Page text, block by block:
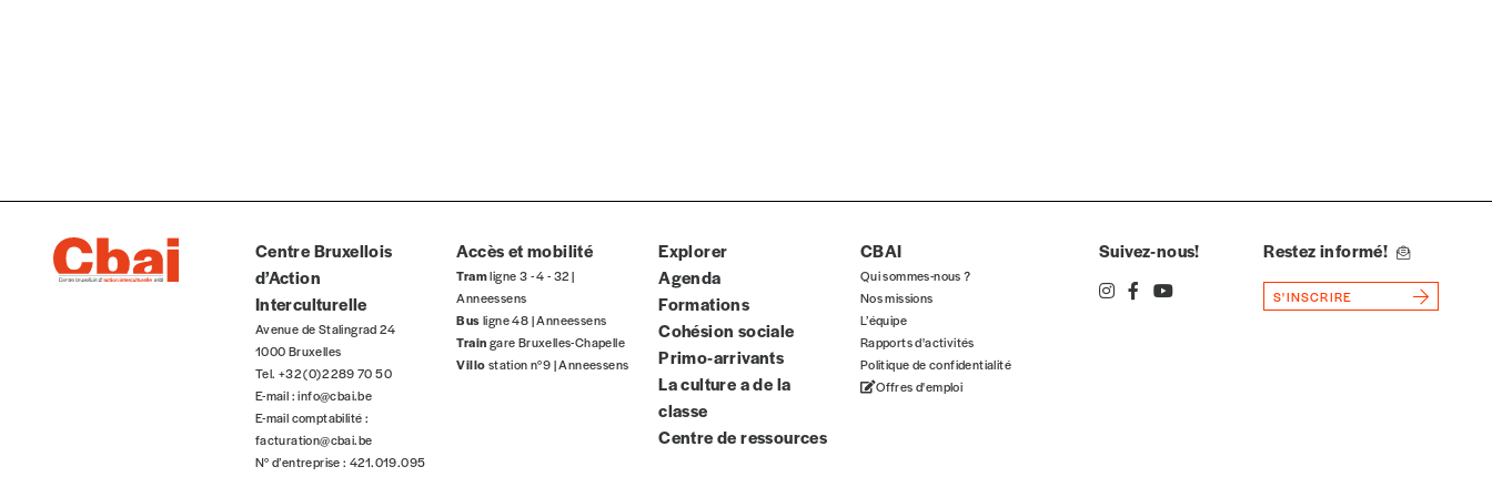
Centre Bruxellois
d’Action
Interculturelle
Avenue de Stalingrad 24
1000 Bruxelles
Tel. +32 (0)2 289 70 50
E-mail :info@cbai.be
E-mail comptabilité :
facturation@cbai.be
N° d’entreprise : 421.019.095
Accès et mobilité
Tramligne 3 - 4 - 32 |
Anneessens
Busligne 48 | Anneessens
Traingare Bruxelles-Chapelle
Villostation n°9 | Anneessens
Explorer
Agenda
Formations
Cohésion sociale
Primo-arrivants
La culture a de la
classe
Centre de ressources
CBAI
Qui sommes-nous ?
Nos missions
L’équipe
Rapports d'activités
Politique de confidentialité
Offres d'emploi
Suivez-nous! Restez informé!
S'INSCRIRE